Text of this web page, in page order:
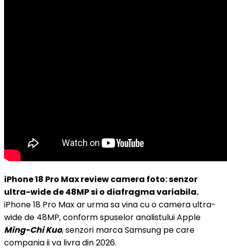
iPhone 18 Pro Max review camera foto: senzor
ultra-wide de 48MP si o diafragma variabila.
iPhone 18 Pro Max ar urma sa vina cu o camera ultra-
wide de 48MP, conform spuselor analistului Apple
Ming-Chi Kuo, senzori marca Samsung pe care
compania ii va livra din 2026.